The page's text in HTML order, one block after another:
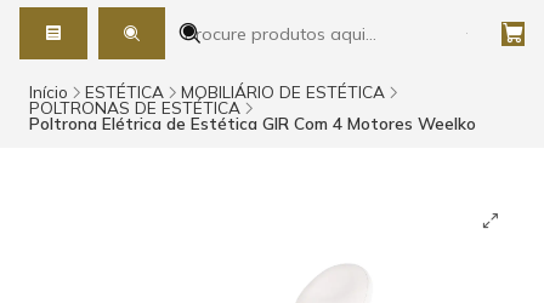
Início ESTÉTICA MOBILIÁRIO DE ESTÉTICA
POLTRONAS DE ESTÉTICA
Poltrona Elétrica de Estética GIR Com 4 Motores Weelko